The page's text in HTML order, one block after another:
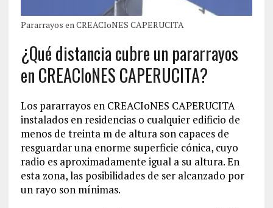
Pararrayos en CREACIoNES CAPERUCITA
¿Qué distancia cubre un pararrayos
en CREACIoNES CAPERUCITA?
Los pararrayos en CREACIoNES CAPERUCITA
instalados en residencias o cualquier edificio de
menos de treinta m de altura son capaces de
resguardar una enorme superficie cónica, cuyo
radio es aproximadamente igual a su altura. En
esta zona, las posibilidades de ser alcanzado por
un rayo son mínimas.